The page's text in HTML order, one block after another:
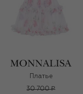
Платье
30 700 ₽